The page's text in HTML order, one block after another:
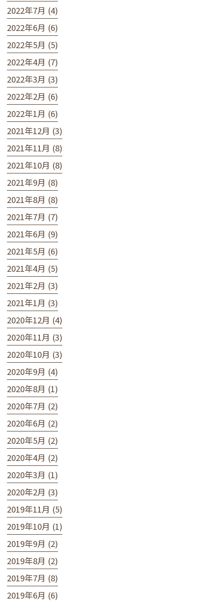
2022年7月 (4)
2022年6月 (6)
2022年5月 (5)
2022年4月 (7)
2022年3月 (3)
2022年2月 (6)
2022年1月 (6)
2021年12月 (3)
2021年11月 (8)
2021年10月 (8)
2021年9月 (8)
2021年8月 (8)
2021年7月 (7)
2021年6月 (9)
2021年5月 (6)
2021年4月 (5)
2021年2月 (3)
2021年1月 (3)
2020年12月 (4)
2020年11月 (3)
2020年10月 (3)
2020年9月 (4)
2020年8月 (1)
2020年7月 (2)
2020年6月 (2)
2020年5月 (2)
2020年4月 (2)
2020年3月 (1)
2020年2月 (3)
2019年11月 (5)
2019年10月 (1)
2019年9月 (2)
2019年8月 (2)
2019年7月 (8)
2019年6月 (6)